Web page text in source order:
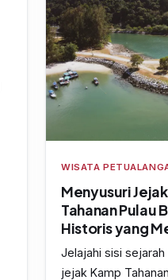
WISATA
Menyusuri
Tahanan Pulau
Historis yang
Jelajahi sisi sejarah
jejak Kamp